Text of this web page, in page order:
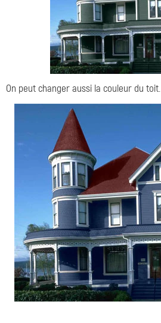
On peut changer aussi la couleur du toit.